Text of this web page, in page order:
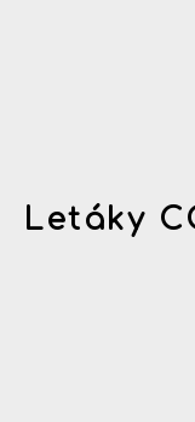
Letáky